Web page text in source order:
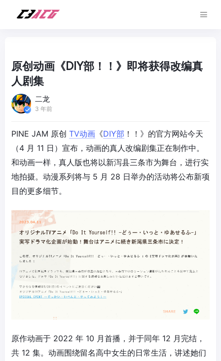
原创动画《DIY部！！》即将获得改编真
人剧集
二龙
3 年前
PINE JAM 原创 TV动画 《DIY部 ！！》的官方网站今天
（4 月 11 日）宣布，动画的真人改编剧集正在制作中。
和动画一样，真人版也将以新泻县三条市为舞台，进行实
地拍摄。动漫系列将与 5 月 28 日举办的活动将公布新项
目的更多细节。
原作动画于 2022 年 10 月首播，并于同年 12 月完结，
共 12 集。动画围绕留名高中女生的日常生活，讲述她们